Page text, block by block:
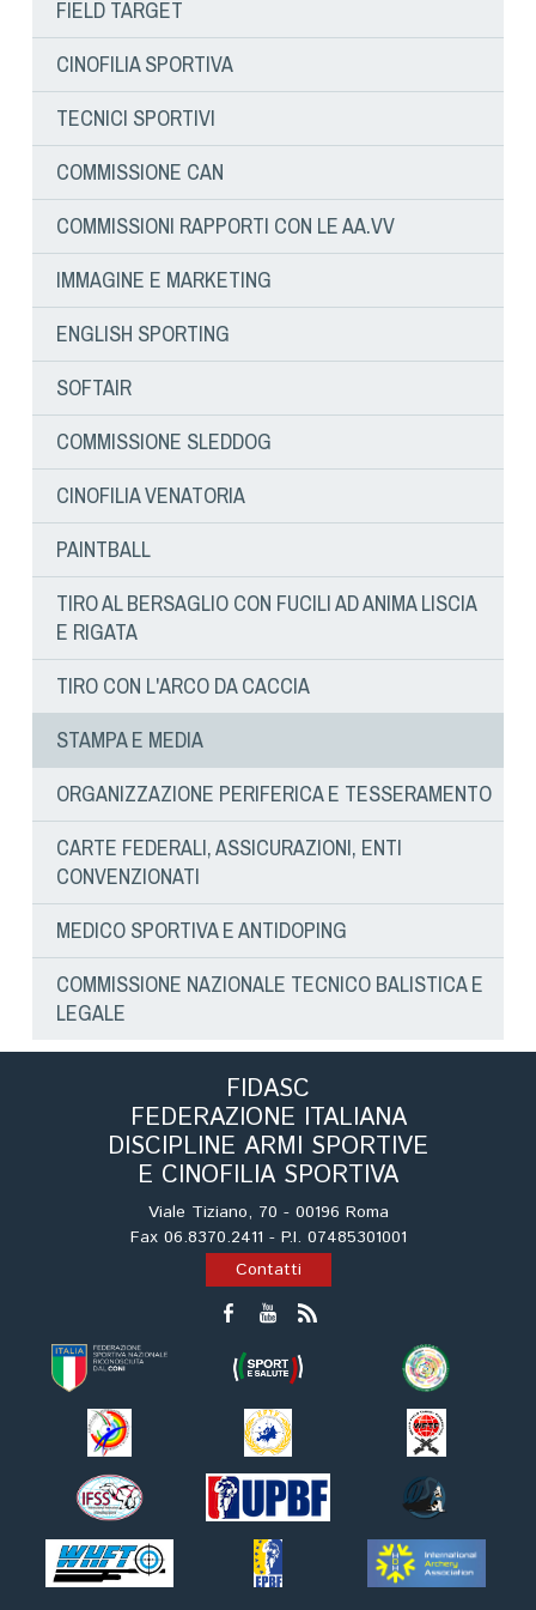
FIELD TARGET
CINOFILIA SPORTIVA
TECNICI SPORTIVI
COMMISSIONE CAN
COMMISSIONI RAPPORTI CON LE AA.VV
IMMAGINE E MARKETING
ENGLISH SPORTING
SOFTAIR
COMMISSIONE SLEDDOG
CINOFILIA VENATORIA
PAINTBALL
TIRO AL BERSAGLIO CON FUCILI AD ANIMA LISCIA
E RIGATA
TIRO CON L'ARCO DA CACCIA
STAMPA E MEDIA
ORGANIZZAZIONE PERIFERICA E TESSERAMENTO
CARTE FEDERALI, ASSICURAZIONI, ENTI
CONVENZIONATI
MEDICO SPORTIVA E ANTIDOPING
COMMISSIONE NAZIONALE TECNICO BALISTICA E
LEGALE
FIDASC
FEDERAZIONE ITALIANA
DISCIPLINE ARMI SPORTIVE
E CINOFILIA SPORTIVA
Viale Tiziano, 70 - 00196 Roma
Fax 06.8370.2411 - P.I. 07485301001
Contatti
Retriever Sport
Freestyle
Sleddog